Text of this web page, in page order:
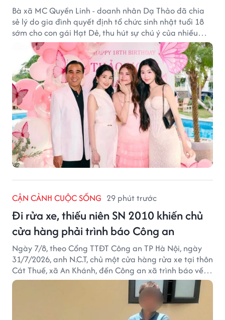
Bà xã MC Quyền Linh - doanh nhân Dạ Thảo đã chia
sẻ lý do gia đình quyết định tổ chức sinh nhật tuổi 18
sớm cho con gái Hạt Dẻ, thu hút sự chú ý của nhiều
người hâm mộ.
CẬN CẢNH CUỘC SỐNG 29 phút trước
Đi rửa xe, thiếu niên SN 2010 khiến chủ
cửa hàng phải trình báo Công an
Ngày 7/8, theo Cổng TTĐT Công an TP Hà Nội, ngày
31/7/2026, anh N.C.T, chủ một cửa hàng rửa xe tại thôn
Cát Thuế, xã An Khánh, đến Công an xã trình báo về
việc bị mất trộm chiếc xe máy Honda Wave. Trong cốp
xe còn có nhiều giấy tờ cá nhân và khoảng 1,2 triệu